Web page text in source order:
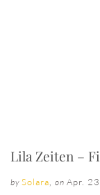
Lila Zeiten –
by Solara on Apr.